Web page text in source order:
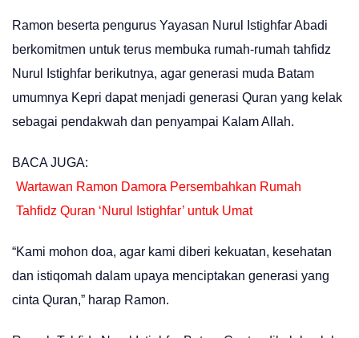
Ramon beserta pengurus Yayasan Nurul Istighfar Abadi
berkomitmen untuk terus membuka rumah-rumah tahfidz
Nurul Istighfar berikutnya, agar generasi muda Batam
umumnya Kepri dapat menjadi generasi Quran yang kelak
sebagai pendakwah dan penyampai Kalam Allah.
BACA JUGA:
Wartawan Ramon Damora Persembahkan Rumah
Tahfidz Quran ‘Nurul Istighfar’ untuk Umat
“Kami mohon doa, agar kami diberi kekuatan, kesehatan
dan istiqomah dalam upaya menciptakan generasi yang
cinta Quran,” harap Ramon.